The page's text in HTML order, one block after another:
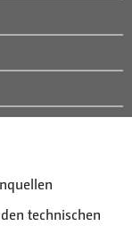
technischen